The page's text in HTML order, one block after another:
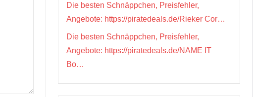
Die besten Schnäppchen, Preisfehler,
Angebote: https://piratedeals.de/Rieker Cor…
Die besten Schnäppchen, Preisfehler,
Angebote: https://piratedeals.de/NAME IT
Bo…